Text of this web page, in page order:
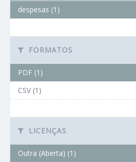
despesas (1)
FORMATOS
PDF (1)
CSV (1)
LICENÇAS
Outra (Aberta) (1)